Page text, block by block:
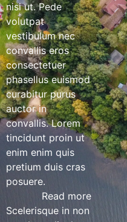
nisi ut. Pede
volutpat
vestibulum nec
convallis eros
consectetuer
phasellus euismod
curabitur purus
auctor in
convallis. Lorem
tincidunt proin ut
enim enim quis
pretium duis cras
posuere.
Read more
Scelerisque in non